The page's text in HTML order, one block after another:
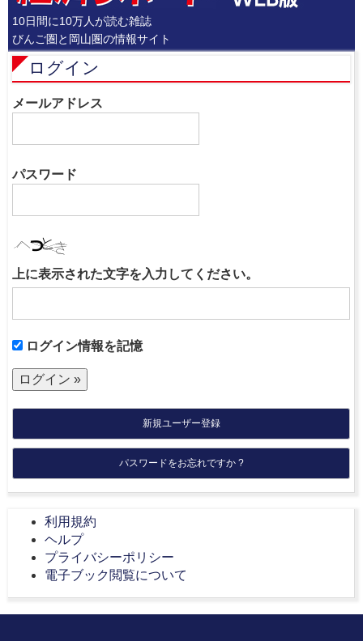
10日間に10万人が読む雑誌
びんご圏と岡山圏の情報サイト
ログイン
メールアドレス
パスワード
上に表示された文字を入力してください。
ログイン情報を記憶
新規ユーザー登録
パスワードをお忘れですか ?
利用規約
ヘルプ
プライバシーポリシー
電子ブック閲覧について